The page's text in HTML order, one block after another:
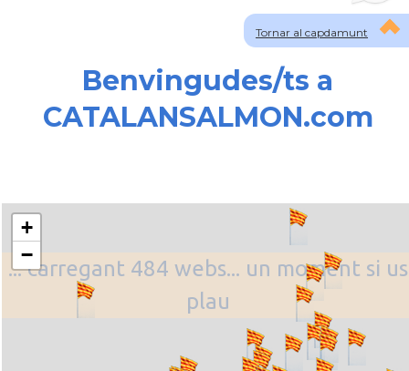
Tornar al capdamunt
Benvingudes/ts a
CATALANSALMON.com
... carregant 484 webs... un moment si us
plau
+
−